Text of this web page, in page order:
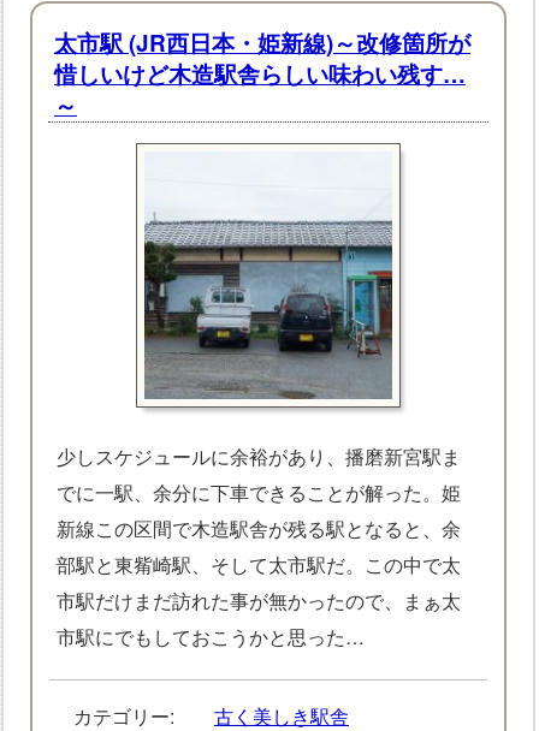
太市駅 (JR西日本・姫新線)～改修箇所が
惜しいけど木造駅舎らしい味わい残す…
～
少しスケジュールに余裕があり、播磨新宮駅ま
でに一駅、余分に下車できることが解った。姫
新線この区間で木造駅舎が残る駅となると、余
部駅と東觜崎駅、そして太市駅だ。この中で太
市駅だけまだ訪れた事が無かったので、まぁ太
市駅にでもしておこうかと思った…
カテゴリー:
古く美しき駅舎